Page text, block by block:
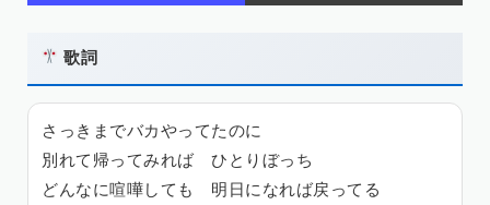
歌詞
さっきまでバカやってたのに
別れて帰ってみれば ひとりぼっち
どんなに喧嘩しても 明日になれば戻ってる